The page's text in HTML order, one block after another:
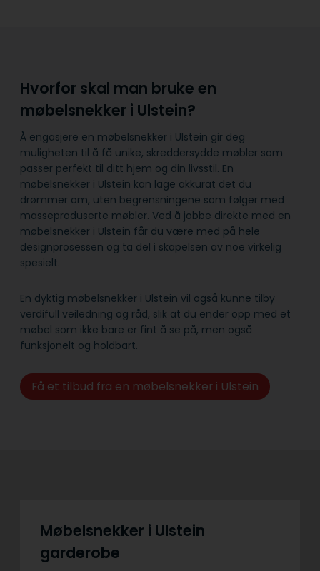
Hvorfor skal man bruke en
møbelsnekker i Ulstein?
Å engasjere en møbelsnekker i Ulstein gir deg
muligheten til å få unike, skreddersydde møbler som
passer perfekt til ditt hjem og din livsstil. En
møbelsnekker i Ulstein kan lage akkurat det du
drømmer om, uten begrensningene som følger med
masseproduserte møbler. Ved å jobbe direkte med en
møbelsnekker i Ulstein får du være med på hele
designprosessen og ta del i skapelsen av noe virkelig
spesielt.
En dyktig møbelsnekker i Ulstein vil også kunne tilby
verdifull veiledning og råd, slik at du ender opp med et
møbel som ikke bare er fint å se på, men også
funksjonelt og holdbart.
Få et tilbud fra en møbelsnekker i Ulstein
Møbelsnekker i Ulstein
garderobe